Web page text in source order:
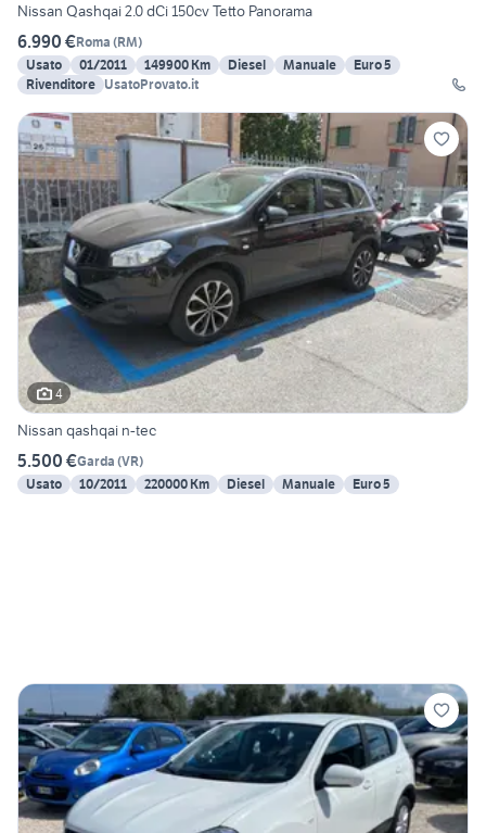
Nissan Qashqai 2.0 dCi 150cv Tetto Panorama
6.990 €Roma (RM)
Usato
01/2011 149900 Km Diesel Manuale
Euro 5
Rivenditore UsatoProvato.it
4
Nissan qashqai n-tec
5.500 €Garda (VR)
Usato
10/2011 220000 Km Diesel Manuale Euro 5